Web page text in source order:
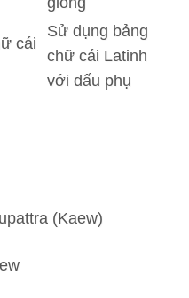
cái
Sử dụng bảng
chữ cái Latinh
với dấu phụ
(Kaew)